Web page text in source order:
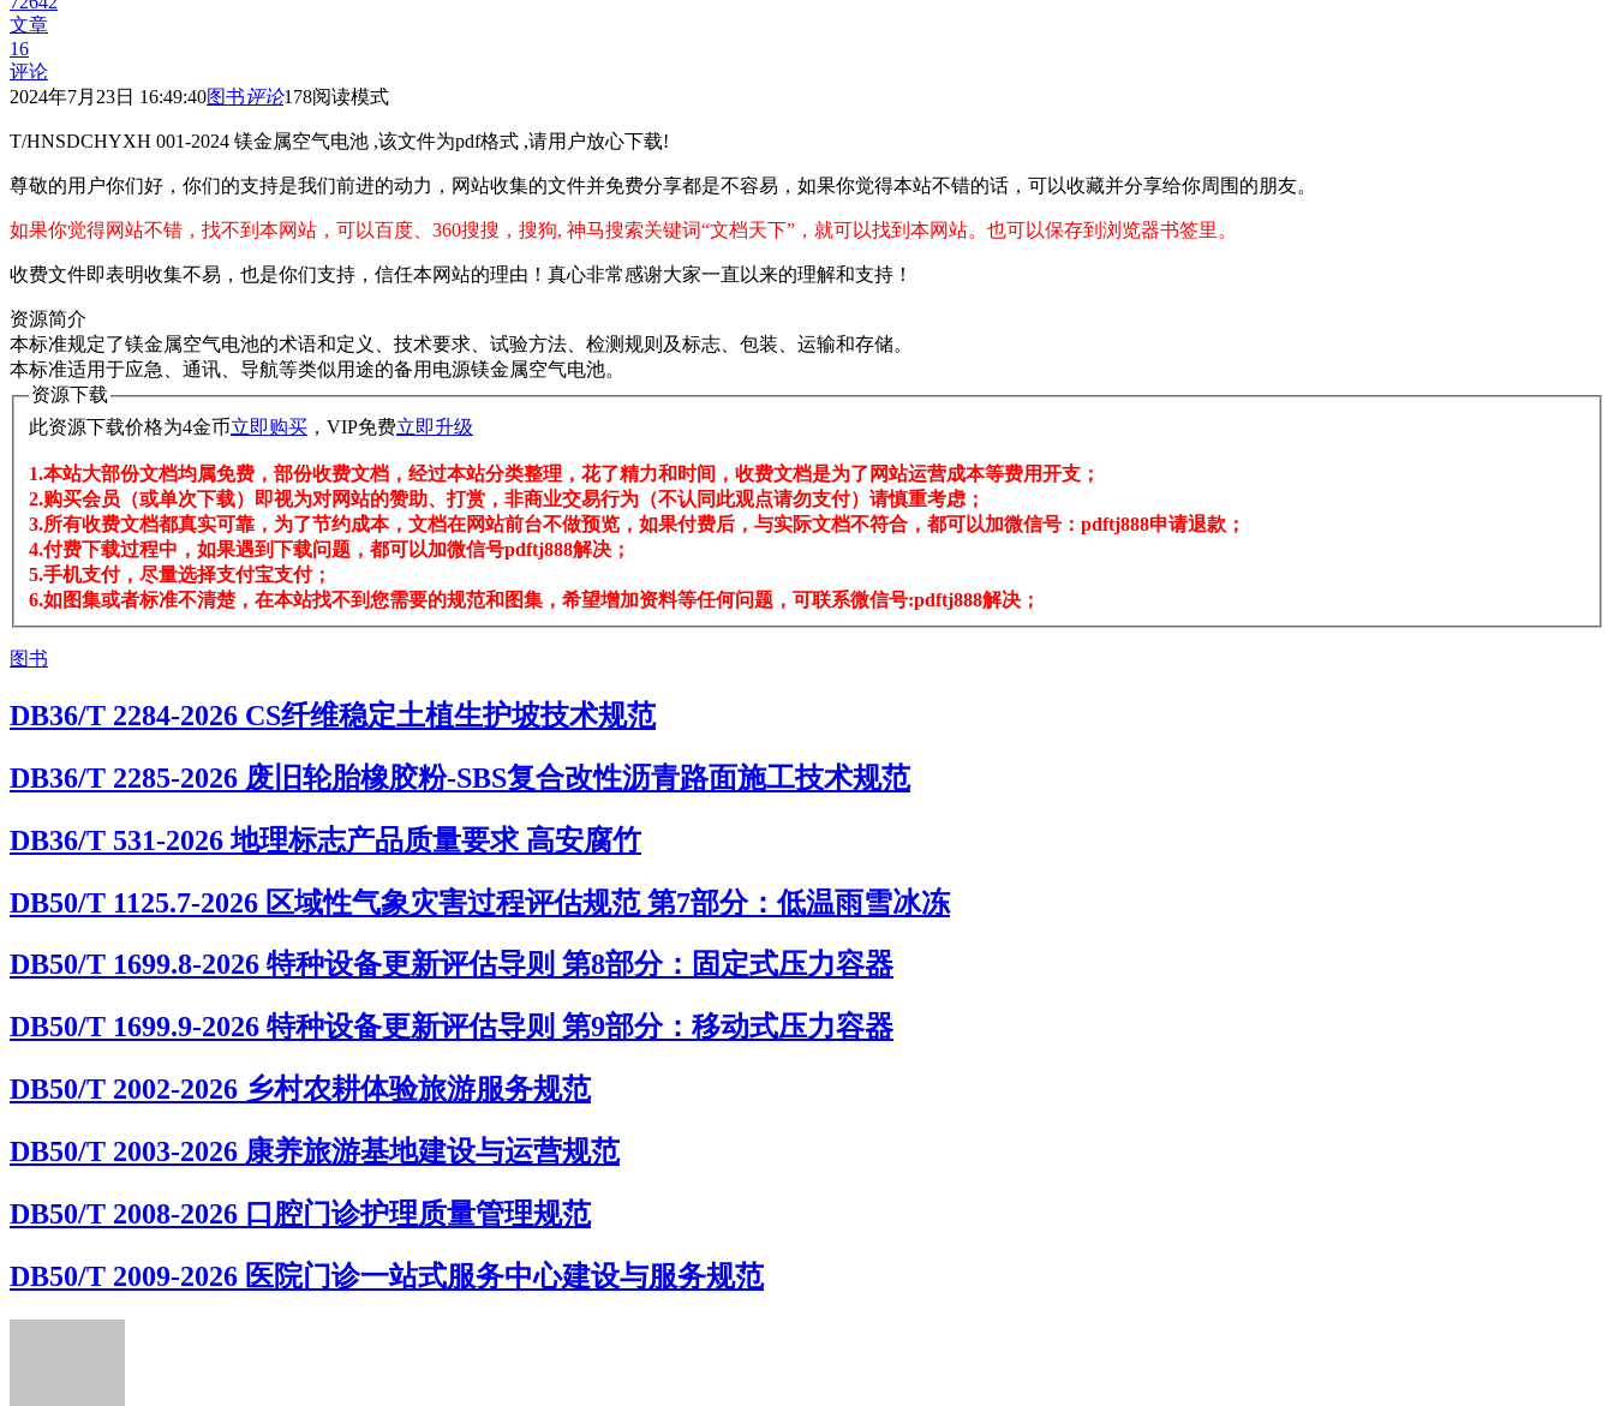
文章
16
评论
2024年7月23日 16:49:40图书评论178阅读模式
T/HNSDCHYXH 001-2024 镁金属空气电池 ,该文件为pdf格式 ,请用户放心下载!
尊敬的用户你们好，你们的支持是我们前进的动力，网站收集的文件并免费分享都是不容易，如果你觉得本站不错的话，可以收藏并分享给你周围的朋友。
如果你觉得网站不错，找不到本网站，可以百度、360搜搜，搜狗, 神马搜索关键词“文档天下”，就可以找到本网站。也可以保存到浏览器书签里。
收费文件即表明收集不易，也是你们支持，信任本网站的理由！真心非常感谢大家一直以来的理解和支持！
资源简介
本标准规定了镁金属空气电池的术语和定义、技术要求、试验方法、检测规则及标志、包装、运输和存储。
本标准适用于应急、通讯、导航等类似用途的备用电源镁金属空气电池。
资源下载
此资源下载价格为4金币立即购买 ，VIP免费立即升级
1.本站大部份文档均属免费，部份收费文档，经过本站分类整理，花了精力和时间，收费文档是为了网站运营成本等费用开支；
2.购买会员（或单次下载）即视为对网站的赞助、打赏，非商业交易行为（不认同此观点请勿支付）请慎重考虑；
3.所有收费文档都真实可靠，为了节约成本，文档在网站前台不做预览，如果付费后，与实际文档不符合，都可以加微信号：pdftj888申请退款；
4.付费下载过程中，如果遇到下载问题，都可以加微信号pdftj888解决；
5.手机支付，尽量选择支付宝支付；
6.如图集或者标准不清楚，在本站找不到您需要的规范和图集，希望增加资料等任何问题，可联系微信号:pdftj888解决；
图书
DB36/T 2284-2026 CS纤维稳定土植生护坡技术规范
DB36/T 2285-2026 废旧轮胎橡胶粉-SBS复合改性沥青路面施工技术规范
DB36/T 531-2026 地理标志产品质量要求 高安腐竹
DB50/T 1125.7-2026 区域性气象灾害过程评估规范 第7部分：低温雨雪冰冻
DB50/T 1699.8-2026 特种设备更新评估导则 第8部分：固定式压力容器
DB50/T 1699.9-2026 特种设备更新评估导则 第9部分：移动式压力容器
DB50/T 2002-2026 乡村农耕体验旅游服务规范
DB50/T 2003-2026 康养旅游基地建设与运营规范
DB50/T 2008-2026 口腔门诊护理质量管理规范
DB50/T 2009-2026 医院门诊一站式服务中心建设与服务规范